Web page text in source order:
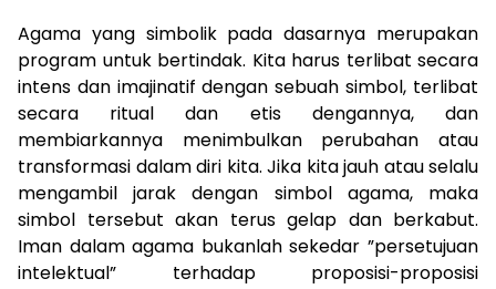
Agama yang simbolik pada dasarnya merupakan
program untuk bertindak. Kita harus terlibat secara
intens dan imajinatif dengan sebuah simbol, terlibat
secara ritual dan etis dengannya, dan
membiarkannya menimbulkan perubahan atau
transformasi dalam diri kita. Jika kita jauh atau selalu
mengambil jarak dengan simbol agama, maka
simbol tersebut akan terus gelap dan berkabut.
Iman dalam agama bukanlah sekedar ”persetujuan
intelektual” terhadap proposisi-proposisi